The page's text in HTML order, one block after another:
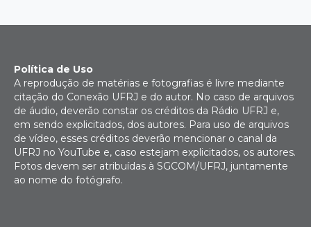
Política de Uso
A reprodução de matérias e fotografias é livre mediante
citação do Conexão UFRJ e do autor. No caso de arquivos
de áudio, deverão constar os créditos da Rádio UFRJ e,
em sendo explicitados, dos autores. Para uso de arquivos
de vídeo, esses créditos deverão mencionar o canal da
UFRJ no YouTube e, caso estejam explicitados, os autores.
Fotos devem ser atribuídas à SGCOM/UFRJ, juntamente
ao nome do fotógrafo.